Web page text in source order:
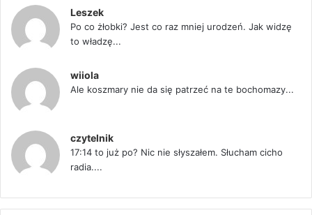
Leszek
Po co żłobki? Jest co raz mniej urodzeń. Jak widzę
to władzę...
wiiola
Ale koszmary nie da się patrzeć na te bochomazy...
czytelnik
17:14 to już po? Nic nie słyszałem. Słucham cicho
radia....